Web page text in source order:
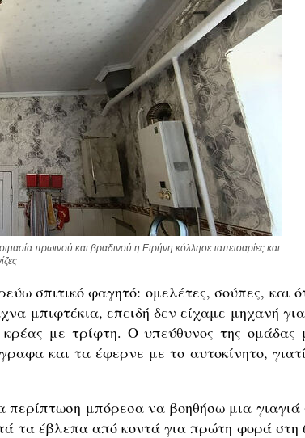
πρωινού και βραδινού η Ειρήνη κόλλησε ταπετσαρίες και
σπιτικό φαγητό: ομελέτες, σούπες, και
μπιφτέκια, επειδή δεν είχαμε μηχανή
με τρίφτη. Ο υπεύθυνος της ομάδας
και τα έφερνε με το αυτοκίνητο,
μπόρεσα να βοηθήσω μια γιαγιά
τα έβλεπα από κοντά για πρώτη φορά στη